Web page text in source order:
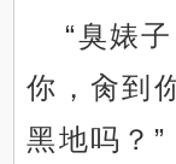
“臭婊
你，肏到
黑地吗？”